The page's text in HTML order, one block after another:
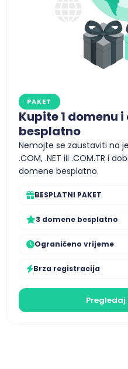
PAKET
Kupite 1 domenu
besplatno
Nemojte se zaustaviti na
.COM, .NET ili .COM.TR i
domene besplatno.
BESPLATNI PAKET
3 domene besplatno
Ograničeno vrijeme
Brza registracija